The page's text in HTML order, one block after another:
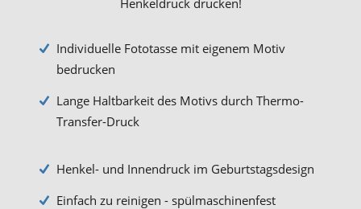
Henkeldruck drucken!
Individuelle Fototasse mit eigenem Motiv
bedrucken
Lange Haltbarkeit des Motivs durch Thermo-
Transfer-Druck
Henkel- und Innendruck im Geburtstagsdesign
Einfach zu reinigen - spülmaschinenfest